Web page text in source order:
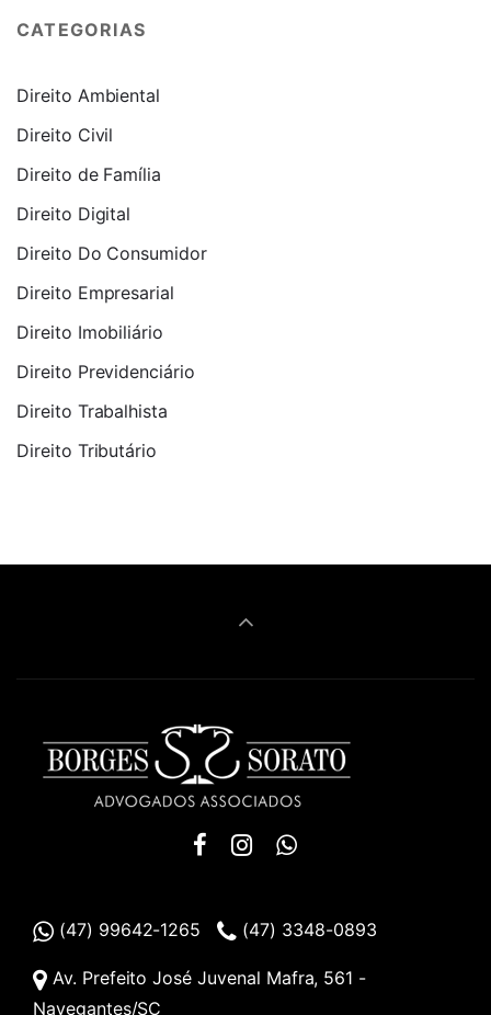
CATEGORIAS
Direito Ambiental
Direito Civil
Direito de Família
Direito Digital
Direito Do Consumidor
Direito Empresarial
Direito Imobiliário
Direito Previdenciário
Direito Trabalhista
Direito Tributário
(47) 99642-1265 (47) 3348-0893
Av. Prefeito José Juvenal Mafra, 561 -
Navegantes/SC